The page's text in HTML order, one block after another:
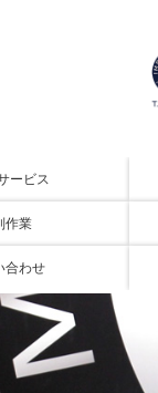
ービス
作業
合わせ